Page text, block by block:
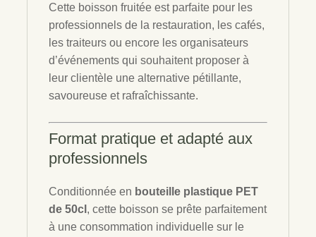
Cette boisson fruitée est parfaite pour les
professionnels de la restauration, les cafés,
les traiteurs ou encore les organisateurs
d’événements qui souhaitent proposer à
leur clientèle une alternative pétillante,
savoureuse et rafraîchissante.
Format pratique et adapté aux
professionnels
Conditionnée en bouteille plastique PET
de 50cl , cette boisson se prête parfaitement
à une consommation individuelle sur le